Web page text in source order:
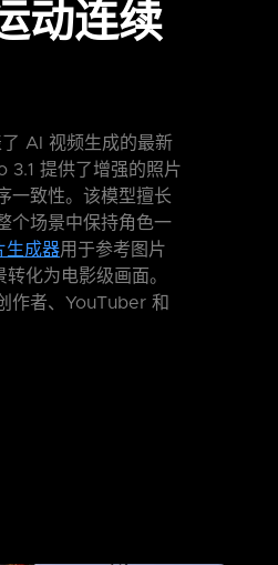
动连续
AI 视频生成的最新
提供了增强的照片
一致性。该模型擅长
个场景中保持角色一
生成器用于参考图片
化为电影级画面。
作者、YouTuber 和